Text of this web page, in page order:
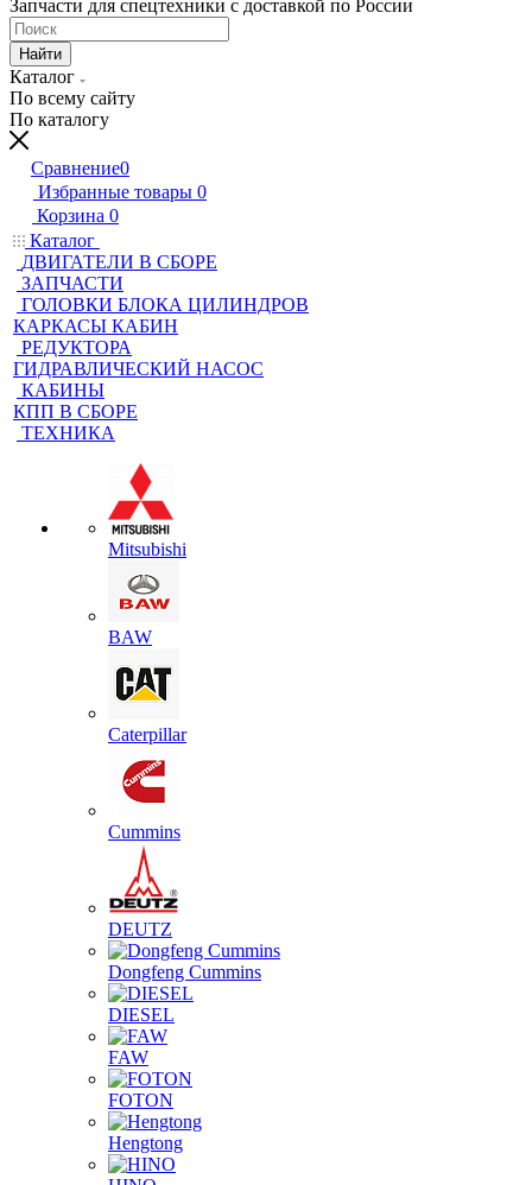
Запчасти для спецтехники с доставкой по России
Найти
Каталог
По всему сайту
По каталогу
Сравнение0
Избранные товары 0
Корзина 0
Каталог
ДВИГАТЕЛИ В СБОРЕ
ЗАПЧАСТИ
ГОЛОВКИ БЛОКА ЦИЛИНДРОВ
КАРКАСЫ КАБИН
РЕДУКТОРА
ГИДРАВЛИЧЕСКИЙ НАСОС
КАБИНЫ
КПП В СБОРЕ
ТЕХНИКА
Mitsubishi
BAW
Caterpillar
Cummins
DEUTZ
Dongfeng Cummins
DIESEL
FAW
FOTON
Hengtong